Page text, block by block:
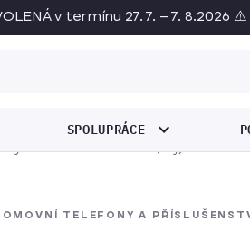
v termínu 27. 7. – 7. 8.2026 ⚠️
SPOLUPRÁCE
TELEFONY A